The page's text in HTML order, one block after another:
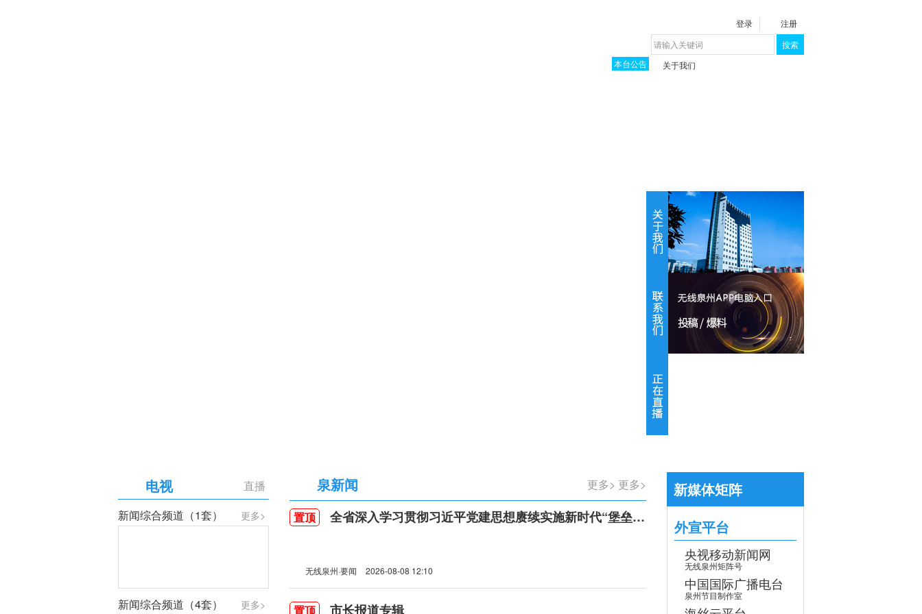
登录
注册
搜索
本台公告
关于我们
直播
电视
更多>
新闻综合频道（1套）
更多>
新闻综合频道（4套）
更多> 更多>
泉新闻
置顶 全省深入学习贯彻习近平党建思想赓续实施新时代“堡垒工程”推进会召开
无线泉州·要闻 2026-08-08 12:10
置顶 市长报道专辑
新媒体矩阵
外宣平台
央视移动新闻网
无线泉州矩阵号
中国国际广播电台
泉州节目制作室